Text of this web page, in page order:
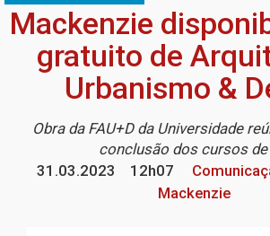
Mackenzie
gratuito de
Urbanismo &
Obra da FAU+D da Universidade
conclusão dos cursos de
31.03.2023
12h07
Mackenzie